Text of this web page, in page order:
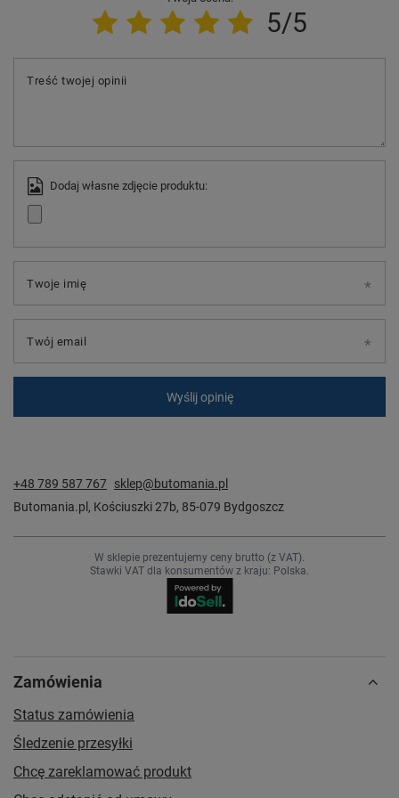
5/5
Treść twojej opinii
Dodaj własne zdjęcie produktu:
Twoje imię
Twój email
Wyślij opinię
+48 789 587 767 sklep@butomania.pl
Butomania.pl , Kościuszki 27b, 85-079 Bydgoszcz
W sklepie prezentujemy ceny brutto (z VAT).
Stawki VAT dla konsumentów z kraju: Polska.
Zamówienia
Status zamówienia
Śledzenie przesyłki
Chcę zareklamować produkt